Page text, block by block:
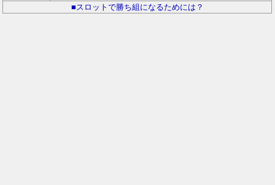
■スロットで勝ち組になるためには？